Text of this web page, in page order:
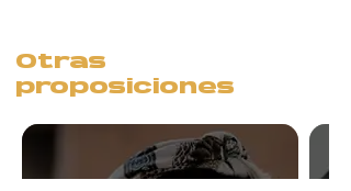
Otras
proposiciones